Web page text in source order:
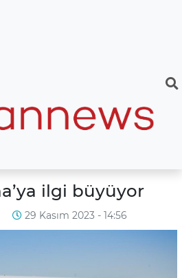
ilgi büyüyor
29 Kasım 2023 - 14:56